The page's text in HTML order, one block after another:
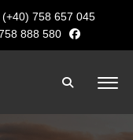
(+40) 758 657 045
888 580